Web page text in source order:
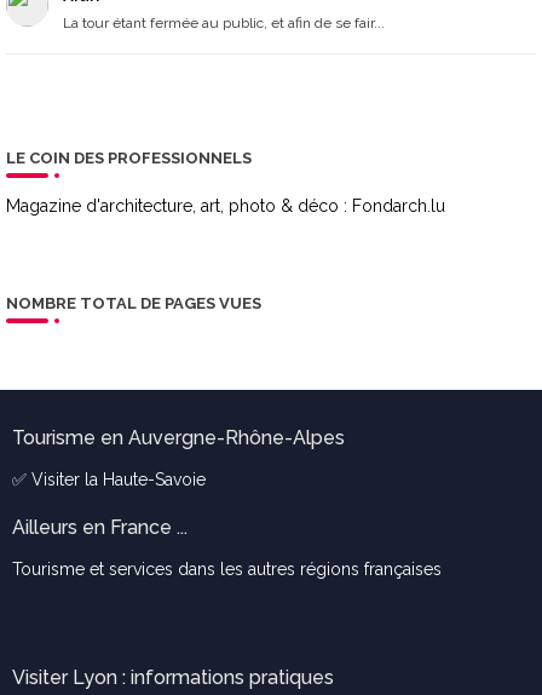
La tour étant fermée au public, et afin de se fair...
LE COIN DES PROFESSIONNELS
Magazine d'architecture, art, photo & déco : Fondarch.lu
NOMBRE TOTAL DE PAGES VUES
Tourisme en Auvergne-Rhône-Alpes
✅ Visiter la Haute-Savoie
Ailleurs en France ...
Tourisme et services dans les autres régions françaises
Visiter Lyon : informations pratiques